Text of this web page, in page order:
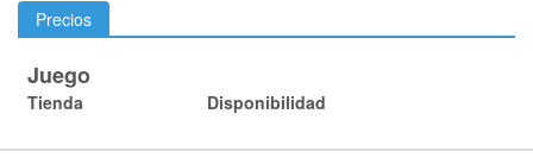
Precios
Juego
Tienda Disponibilidad